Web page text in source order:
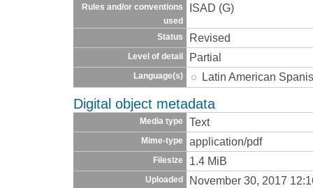
Rules and/or conventions
used
ISAD (G)
Status Revised
Level of detail Partial
Language(s) Latin American
Digital object metadata
Media type Text
Mime-type application/pdf
Filesize 1.4 MiB
Uploaded November 30, 2017